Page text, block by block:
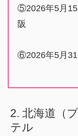
⑤2026年5月15
阪
⑥2026年5月
北海道（
テル